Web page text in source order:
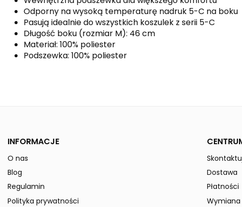
Odporny na wysoką temperaturę nadruk 5-C na boku
Pasują idealnie do wszystkich koszulek z serii 5-C
Długość boku (rozmiar M): 46 cm
Materiał: 100% poliester
Podszewka: 100% poliester
Indeks
W magazynie
ean13 4043523637014
» Podmiot odpowiedzialny
INFORMACJE
O nas
Blog
Regulamin
Polityka prywatności
Dostawa
Płatności